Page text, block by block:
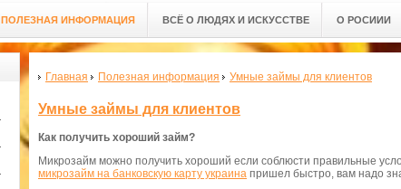
ПОЛЕЗНАЯ ИНФОРМАЦИЯ ВСЁ О ЛЮДЯХ И ИСКУССТВЕ О РОСИИИ
Главная Полезная информация Умные займы для клиентов
Умные займы для клиентов
Как получить хороший займ?
Микрозайм можно получить хороший если соблюсти правильные
микрозайм на банковскую карту украина пришел быстро, вам надо